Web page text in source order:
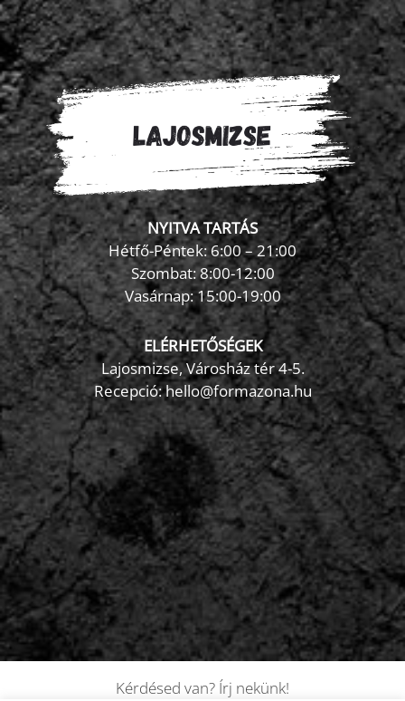
NYITVA TARTÁS
Hétfő-Péntek: 6:00 – 21:00
Szombat: 8:00-12:00
Vasárnap: 15:00-19:00
ELÉRHETŐSÉGEK
Lajosmizse, Városház tér 4-5.
Recepció:hello@formazona.hu
Kérdésed van? Írj nekünk!
FormaZona chatbot ×